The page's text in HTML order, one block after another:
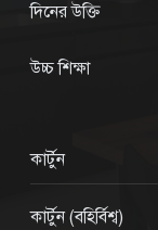
দিনের উক্তি
উচ্চ শিক্ষা
কার্টুন
কার্টুন (বহির্বিশ্ব)